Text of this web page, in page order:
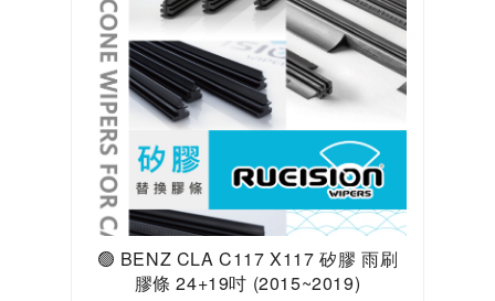
🟢 BENZ CLA C117 X117 矽膠 雨刷
膠條 24+19吋 (2015~2019)